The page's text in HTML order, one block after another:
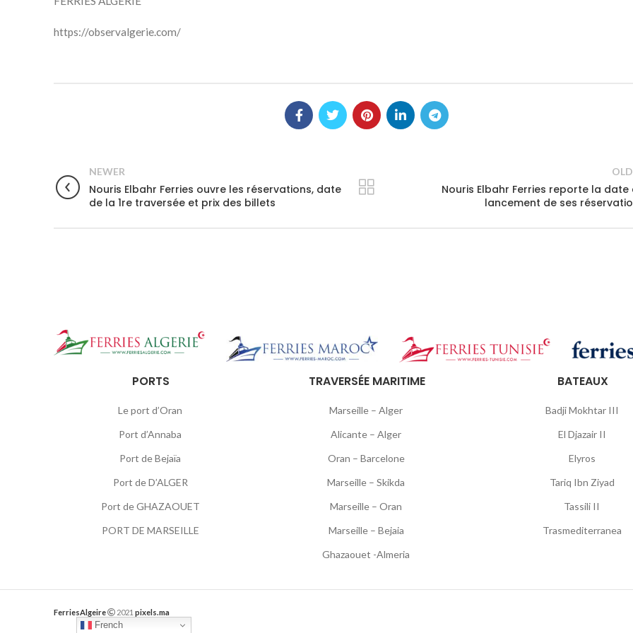
https://observalgerie.com/
NEWER
Nouris Elbahr Ferries ouvre les réservations, date
de la 1re traversée et prix des billets
Nouris Elbahr Ferries reporte la date
lancement de ses
PORTS
Le port d’Oran
Port d’Annaba
Port de Bejaïa
Port de D’ALGER
Port de GHAZAOUET
PORT DE MARSEILLE
TRAVERSÉE MARITIME
Marseille – Alger
Alicante – Alger
Oran – Barcelone
Marseille – Skikda
Marseille – Oran
Marseille – Bejaia
Ghazaouet -Almeria
BATEAUX
Badji Mokhtar III
El Djazair II
Elyros
Tariq Ibn Ziyad
Tassili II
Trasmediterranea
FerriesAlgeire 2021 pixels.ma
French